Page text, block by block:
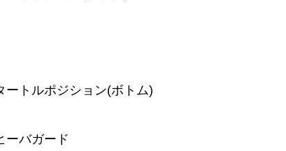
トルポジション(ボトム)
バガード